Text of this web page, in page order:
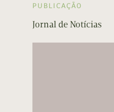
PUBLICAÇÃO
Jornal de Notícias